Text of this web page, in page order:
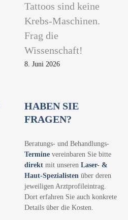
Tattoos sind keine
Krebs-Maschinen.
Frag die
Wissenschaft!
8. Juni 2026
HABEN SIE
FRAGEN?
Beratungs- und Behandlungs-
Termine vereinbaren Sie bitte
direkt mit unseren Laser- &
Haut-Spezialisten über deren
jeweiligen Arztprofileintrag.
Dort erfahren Sie auch konkrete
Details über die Kosten.